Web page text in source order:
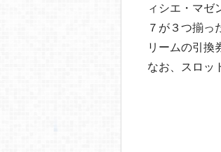
ィシエ・マゼ
７が３つ揃っ
リームの引換
なお、スロッ